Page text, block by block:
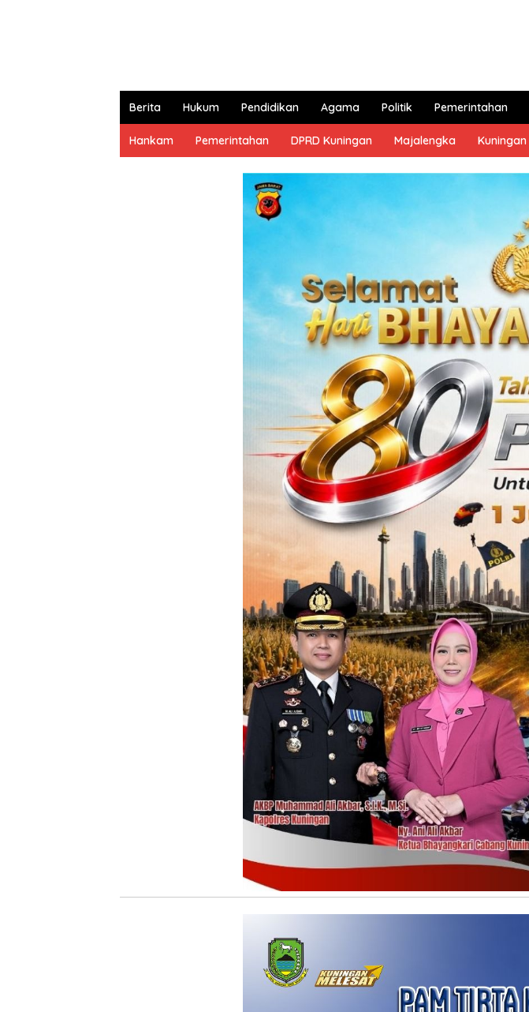
Berita Hukum Pendidikan Agama Politik Pemerintahan
Hankam Pemerintahan DPRD Kuningan Majalengka Kuningan